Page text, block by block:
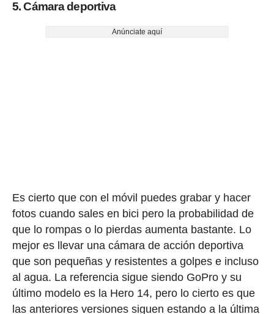
5. Cámara deportiva
Anúnciate aquí
Es cierto que con el móvil puedes grabar y hacer
fotos cuando sales en bici pero la probabilidad de
que lo rompas o lo pierdas aumenta bastante. Lo
mejor es llevar una cámara de acción deportiva
que son pequeñas y resistentes a golpes e incluso
al agua. La referencia sigue siendo GoPro y su
último modelo es la Hero 14, pero lo cierto es que
las anteriores versiones siguen estando a la última